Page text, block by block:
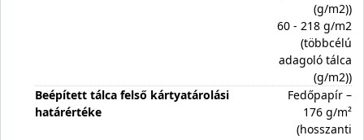
(g/m2))
60 - 218 g/m2
(többcélú
adagoló tálca
(g/m2))
Beépített tálca felső kártyatárolási
határértéke
Fedőpapír –
176 g/m²
(hosszanti